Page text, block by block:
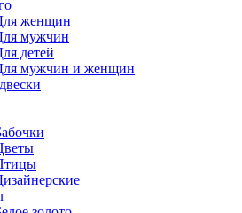
женщин
мужчин
детей
мужчин и женщин